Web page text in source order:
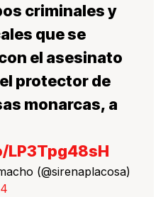
criminales y
que se
el asesinato
protector de
monarcas, a
(@sirenaplacosa)